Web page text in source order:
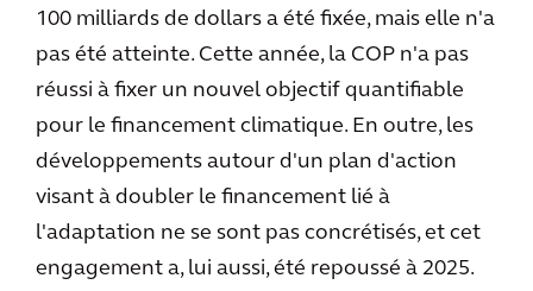
100 milliards de dollars a été fixée, mais elle n'a
pas été atteinte. Cette année, la COP n'a pas
réussi à fixer un nouvel objectif quantifiable
pour le financement climatique. En outre, les
développements autour d'un plan d'action
visant à doubler le financement lié à
l'adaptation ne se sont pas concrétisés, et cet
engagement a, lui aussi, été repoussé à 2025.